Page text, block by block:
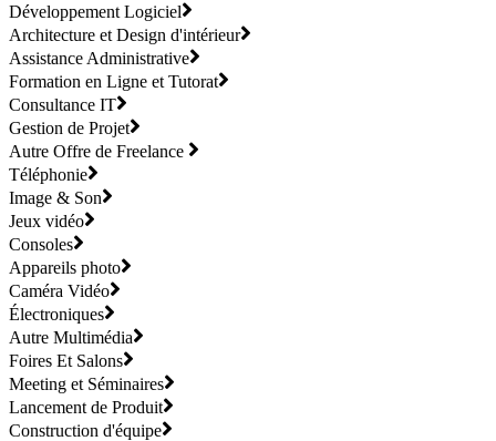
Développement Logiciel
Architecture et Design d'intérieur
Assistance Administrative
Formation en Ligne et Tutorat
Consultance IT
Gestion de Projet
Autre Offre de Freelance
Téléphonie
Image & Son
Jeux vidéo
Consoles
Appareils photo
Caméra Vidéo
Électroniques
Autre Multimédia
Foires Et Salons
Meeting et Séminaires
Lancement de Produit
Construction d'équipe